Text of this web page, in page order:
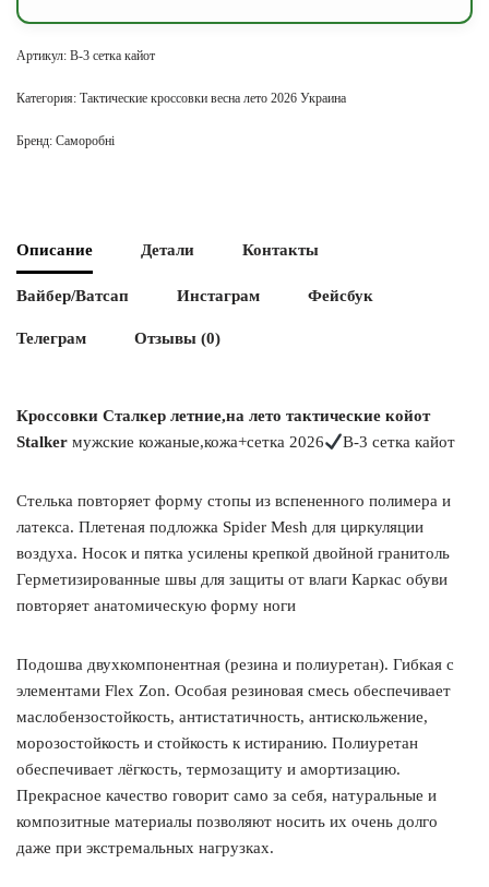
Артикул: В-3 сетка кайот
Категория: Тактические кроссовки весна лето 2026 Украина
Бренд: Саморобні
Описание Детали Контакты
Вайбер/Ватсап Инстаграм Фейсбук
Телеграм Отзывы (0)
Кроссовки Сталкер летние,на лето тактические койот
Stalker мужские кожаные,кожа+сетка 2026 В-3 сетка кайот
Стелька повторяет форму стопы из вспененного полимера и
латекса. Плетеная подложка Spider Mesh для циркуляции
воздуха. Носок и пятка усилены крепкой двойной гранитоль
Герметизированные швы для защиты от влаги Каркас обуви
повторяет анатомическую форму ноги
Подошва двухкомпонентная (резина и полиуретан). Гибкая с
элементами Flex Zon. Особая резиновая смесь обеспечивает
маслобензостойкость, антистатичность, антискольжение,
морозостойкость и стойкость к истиранию. Полиуретан
обеспечивает лёгкость, термозащиту и амортизацию.
Прекрасное качество говорит само за себя, натуральные и
композитные материалы позволяют носить их очень долго
даже при экстремальных нагрузках.